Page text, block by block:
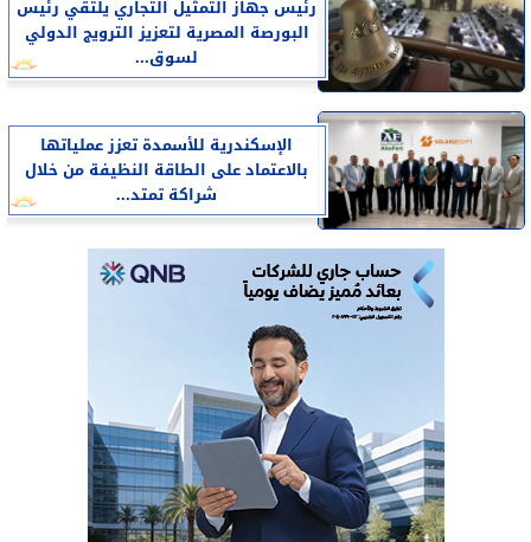
رئيس جهاز التمثيل التجاري يلتقي رئيس
البورصة المصرية لتعزيز الترويج الدولي
لسوق...
الإسكندرية للأسمدة تعزز عملياتها
بالاعتماد على الطاقة النظيفة من خلال
شراكة تمتد...